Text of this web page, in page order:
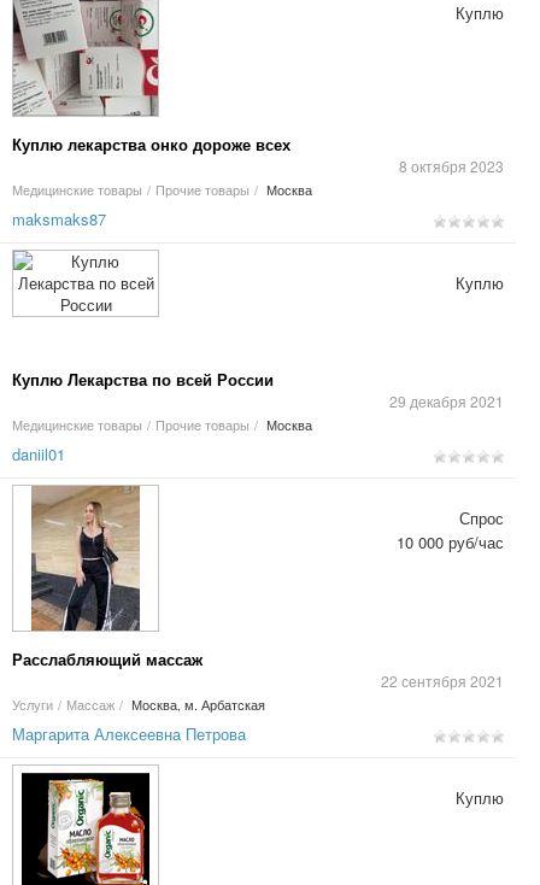
Куплю лекарства онко дороже всех
8 октября 2023
Медицинские товары / Прочие товары / Москва
Куплю
maksmaks87
Куплю Лекарства по всей России
29 декабря 2021
Медицинские товары / Прочие товары / Москва
Куплю
daniil01
Расслабляющий массаж
22 сентября 2021
Услуги / Массаж / Москва, м. Арбатская
Спрос
10 000 руб/час
Маргарита Алексеевна Петрова
Куплю